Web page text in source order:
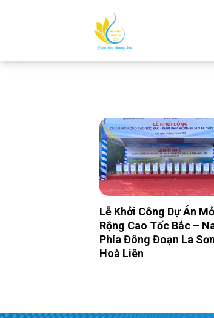
Lễ Khởi Công Dự Án
Rộng Cao Tốc Bắc –
Phía Đông Đoạn La
Hoà Liên